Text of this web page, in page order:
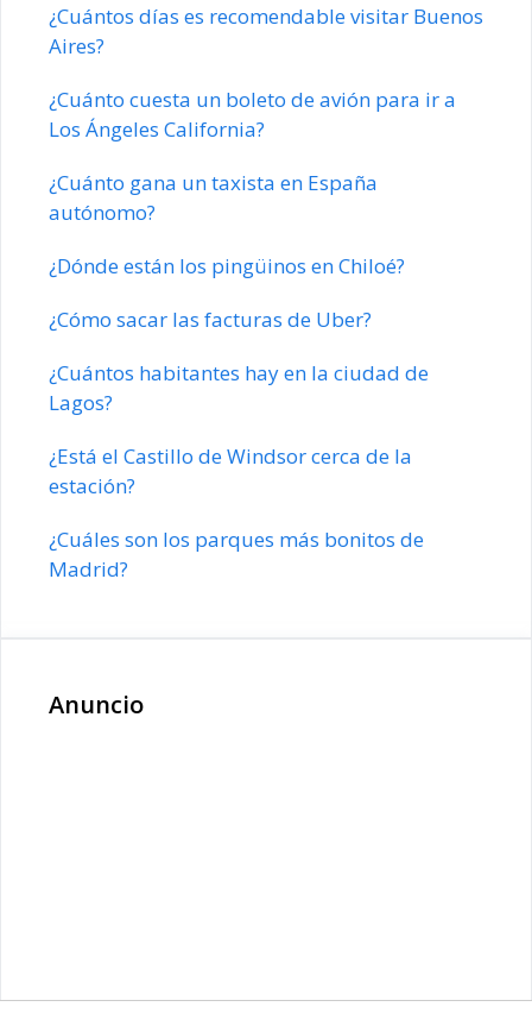
¿Cuántos días es recomendable visitar Buenos
Aires?
¿Cuánto cuesta un boleto de avión para ir a
Los Ángeles California?
¿Cuánto gana un taxista en España
autónomo?
¿Dónde están los pingüinos en Chiloé?
¿Cómo sacar las facturas de Uber?
¿Cuántos habitantes hay en la ciudad de
Lagos?
¿Está el Castillo de Windsor cerca de la
estación?
¿Cuáles son los parques más bonitos de
Madrid?
Anuncio